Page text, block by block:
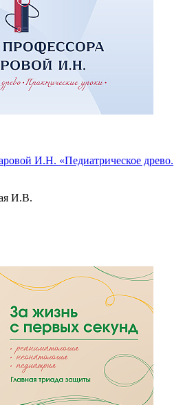
И.Н. «Педиатрическое древо.
И.В.